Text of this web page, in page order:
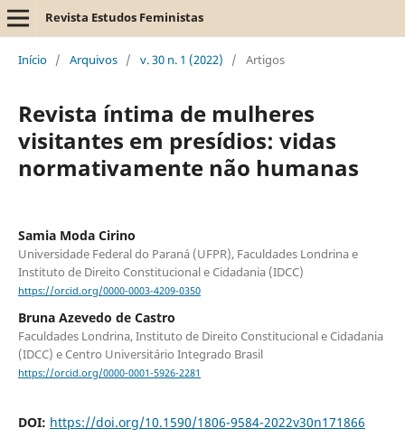
Revista Estudos Feministas
Início / Arquivos / v. 30 n. 1 (2022) / Artigos
Revista íntima de mulheres
visitantes em presídios: vidas
normativamente não humanas
Samia Moda Cirino
Universidade Federal do Paraná (UFPR), Faculdades Londrina e
Instituto de Direito Constitucional e Cidadania (IDCC)
https://orcid.org/0000-0003-4209-0350
Bruna Azevedo de Castro
Faculdades Londrina, Instituto de Direito Constitucional e Cidadania
(IDCC) e Centro Universitário Integrado Brasil
https://orcid.org/0000-0001-5926-2281
DOI: https://doi.org/10.1590/1806-9584-2022v30n171866